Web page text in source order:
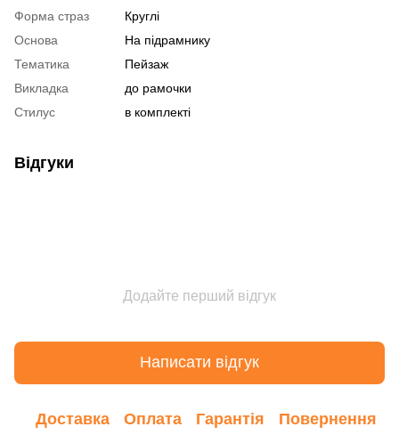
Форма страз
Круглі
Основа
На підрамнику
Тематика
Пейзаж
Викладка
до рамочки
Стилус
в комплекті
Відгуки
Додайте перший відгук
Написати відгук
Доставка Оплата Гарантія Повернення